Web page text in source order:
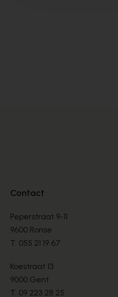
Contact
Peperstraat 9-11
9600 Ronse
T. 055 21 19 67
Koestraat 13
9000 Gent
T. 09 223 28 25